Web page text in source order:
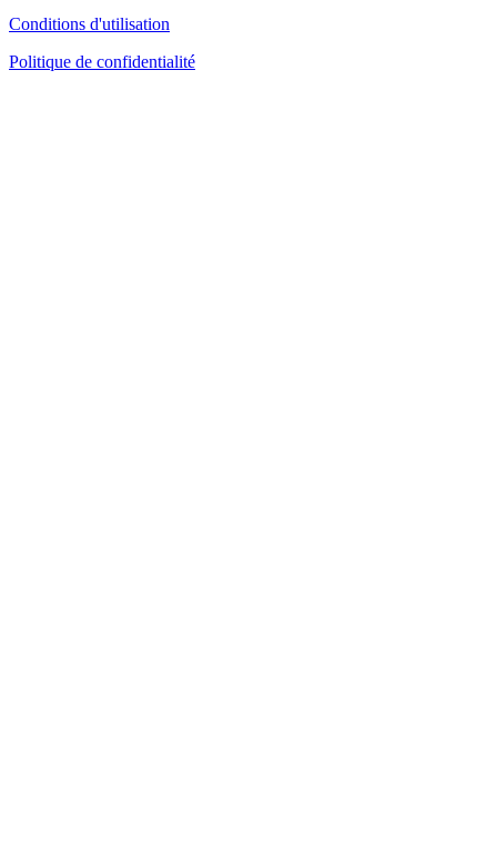
Conditions d'utilisation
Politique de confidentialité